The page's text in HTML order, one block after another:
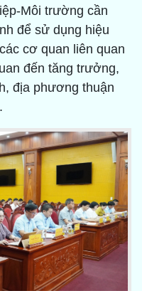
Môi trường cần
để sử dụng hiệu
cơ quan liên quan
đến tăng trưởng,
địa phương thuận